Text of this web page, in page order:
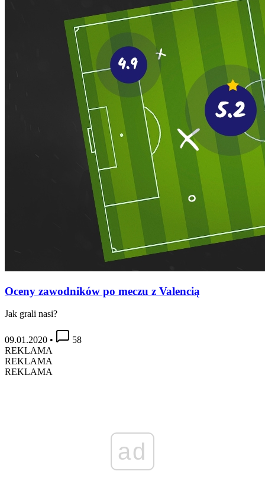
Oceny zawodników po meczu z Valencią
Jak grali nasi?
09.01.2020 •
58
REKLAMA
REKLAMA
REKLAMA
ad